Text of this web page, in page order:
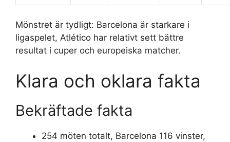
Mönstret är tydligt: Barcelona är starkare i
ligaspelet, Atlético har relativt sett bättre
resultat i cuper och europeiska matcher.
Klara och oklara fakta
Bekräftade fakta
254 möten totalt, Barcelona 116 vinster,